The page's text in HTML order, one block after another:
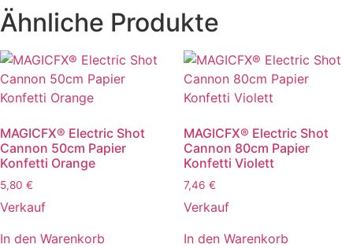
Ähnliche Produkte
MAGICFX® Electric Shot
Cannon 50cm Papier
Konfetti Orange
5,80 €
Verkauf
In den Warenkorb
MAGICFX® Electric Shot
Cannon 80cm Papier
Konfetti Violett
7,46 €
Verkauf
In den Warenkorb